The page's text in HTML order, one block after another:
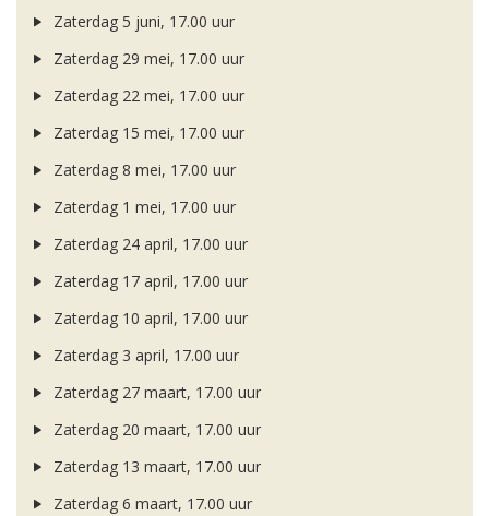
Zaterdag 5 juni, 17.00 uur
Zaterdag 29 mei, 17.00 uur
Zaterdag 22 mei, 17.00 uur
Zaterdag 15 mei, 17.00 uur
Zaterdag 8 mei, 17.00 uur
Zaterdag 1 mei, 17.00 uur
Zaterdag 24 april, 17.00 uur
Zaterdag 17 april, 17.00 uur
Zaterdag 10 april, 17.00 uur
Zaterdag 3 april, 17.00 uur
Zaterdag 27 maart, 17.00 uur
Zaterdag 20 maart, 17.00 uur
Zaterdag 13 maart, 17.00 uur
Zaterdag 6 maart, 17.00 uur